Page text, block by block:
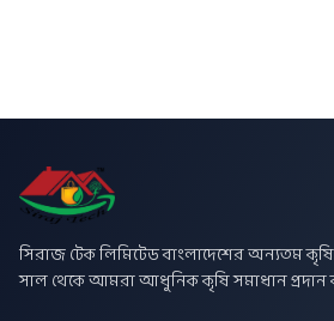
সিরাজ টেক লিমিটেড বাংলাদেশের অন্যতম কৃষি
সাল থেকে আমরা আধুনিক কৃষি সমাধান প্রদান